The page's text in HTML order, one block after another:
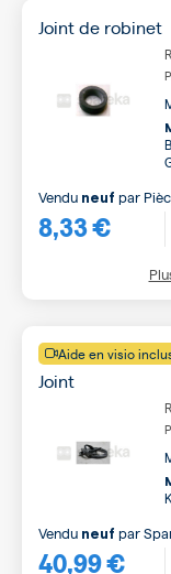
Joint de robinet
8,33 €
Vendu neuf par
Aide en visio
Joint
40,99 €
Vendu neuf par